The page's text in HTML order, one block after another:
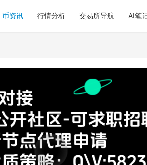
币资讯 行情分析 交易所导航 AI笔